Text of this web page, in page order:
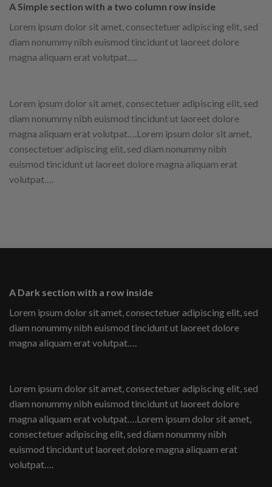
A Simple section with a two column row inside
Lorem ipsum dolor sit amet, consectetuer adipiscing elit, sed
diam nonummy nibh euismod tincidunt ut laoreet dolore
magna aliquam erat volutpat….
Lorem ipsum dolor sit amet, consectetuer adipiscing elit, sed
diam nonummy nibh euismod tincidunt ut laoreet dolore
magna aliquam erat volutpat….Lorem ipsum dolor sit amet,
consectetuer adipiscing elit, sed diam nonummy nibh
euismod tincidunt ut laoreet dolore magna aliquam erat
volutpat….
A Dark section with a row inside
Lorem ipsum dolor sit amet, consectetuer adipiscing elit, sed
diam nonummy nibh euismod tincidunt ut laoreet dolore
magna aliquam erat volutpat….
Lorem ipsum dolor sit amet, consectetuer adipiscing elit, sed
diam nonummy nibh euismod tincidunt ut laoreet dolore
magna aliquam erat volutpat….Lorem ipsum dolor sit amet,
consectetuer adipiscing elit, sed diam nonummy nibh
euismod tincidunt ut laoreet dolore magna aliquam erat
volutpat….